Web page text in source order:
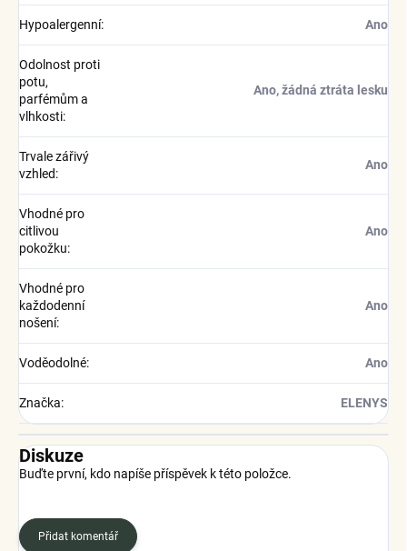
Hypoalergenní: Ano
Odolnost proti
potu,
parfémům a
vlhkosti:
Ano, žádná ztráta lesku
Trvale zářivý
vzhled:
Ano
Vhodné pro
citlivou
pokožku:
Ano
Vhodné pro
každodenní
nošení:
Ano
Voděodolné: Ano
Značka: ELENYS
Diskuze
Buďte první, kdo napíše příspěvek k této položce.
Přidat komentář